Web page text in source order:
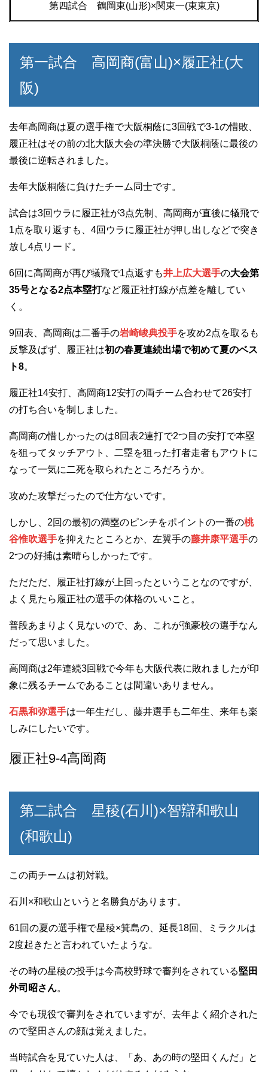
第四試合 鶴岡東(山形)×関東一(東東京)
第一試合 高岡商(富山)×履正社(大
阪)
去年高岡商は夏の選手権で大阪桐蔭に3回戦で3-1の惜敗、
履正社はその前の北大阪大会の準決勝で大阪桐蔭に最後の
最後に逆転されました。
去年大阪桐蔭に負けたチーム同士です。
試合は3回ウラに履正社が3点先制、高岡商が直後に犠飛で
1点を取り返すも、4回ウラに履正社が押し出しなどで突き
放し4点リード。
6回に高岡商が再び犠飛で1点返すも井上広大選手の大会第
35号となる2点本塁打など履正社打線が点差を離してい
く。
9回表、高岡商は二番手の岩崎峻典投手を攻め2点を取るも
反撃及ばず、履正社は初の春夏連続出場で初めて夏のベス
ト8。
履正社14安打、高岡商12安打の両チーム合わせて26安打
の打ち合いを制しました。
高岡商の惜しかったのは8回表2連打で2つ目の安打で本塁
を狙ってタッチアウト、二塁を狙った打者走者もアウトに
なって一気に二死を取られたところだろうか。
攻めた攻撃だったので仕方ないです。
しかし、2回の最初の満塁のピンチをポイントの一番の桃
谷惟吹選手を抑えたところとか、左翼手の藤井康平選手の
2つの好捕は素晴らしかったです。
ただただ、履正社打線が上回ったということなのですが、
よく見たら履正社の選手の体格のいいこと。
普段あまりよく見ないので、あ、これが強豪校の選手なん
だって思いました。
高岡商は2年連続3回戦で今年も大阪代表に敗れましたが印
象に残るチームであることは間違いありません。
石黒和弥選手は一年生だし、藤井選手も二年生、来年も楽
しみにしたいです。
履正社9-4高岡商
第二試合 星稜(石川)×智辯和歌山
(和歌山)
この両チームは初対戦。
石川×和歌山というと名勝負があります。
61回の夏の選手権で星稜×箕島の、延長18回、ミラクルは
2度起きたと言われていたような。
その時の星稜の投手は今高校野球で審判をされている堅田
外司昭さん。
今でも現役で審判をされていますが、去年よく紹介された
ので堅田さんの顔は覚えました。
当時試合を見ていた人は、「あ、あの時の堅田くんだ」と